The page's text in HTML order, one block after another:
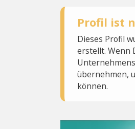
Profil ist
Dieses Profil
erstellt. Wenn
übernehmen,
können.